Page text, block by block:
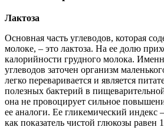
Лактоза
Основная часть углеводов, которая
молоке, – это лактоза. На ее долю
калорийности грудного молока.
углеводов заточен организм
легко переваривается и является
полезных бактерий в
она не провоцирует сильное
ее аналоги. Ее гликемический индекс
как показатель чистой глюкозы равен